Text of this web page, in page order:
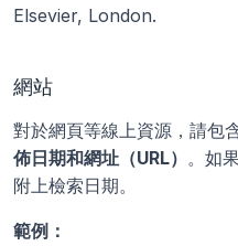
Elsevier, London.
網站
對於網頁等線上資源，請包
佈日期和網址（URL） 。如
附上檢索日期。
範例：